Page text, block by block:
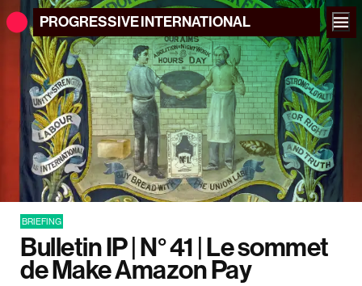
PROGRESSIVEINTERNATIONAL
BRIEFING
Bulletin IP | N° 41 | Le sommet
de Make Amazon Pay